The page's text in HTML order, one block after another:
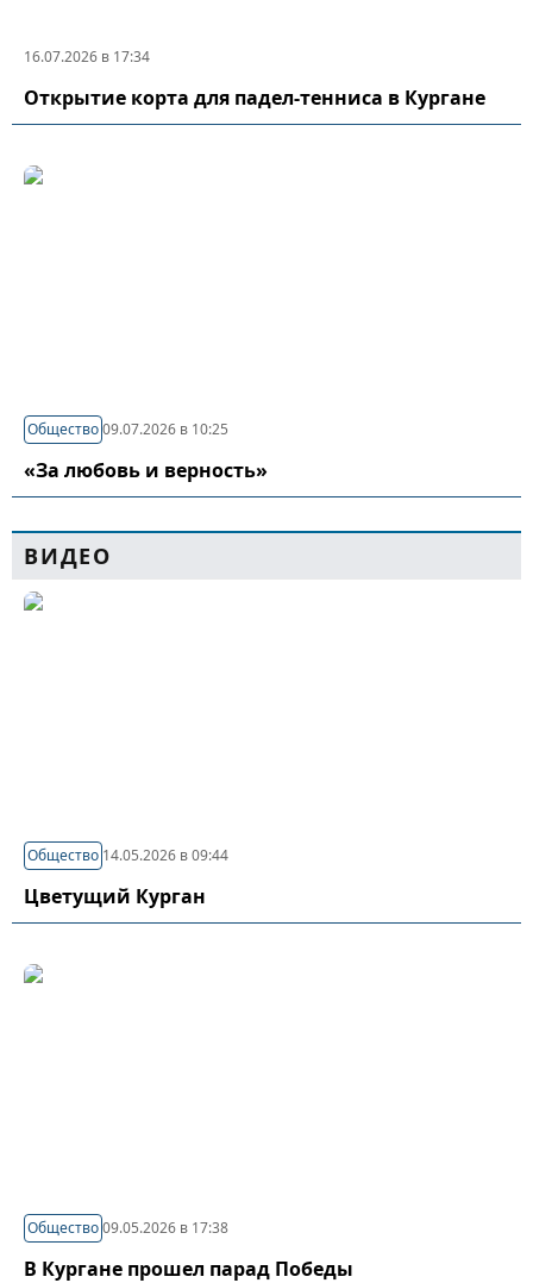
16.07.2026 в 17:34
Открытие корта для падел-тенниса в Кургане
Общество09.07.2026 в 10:25
«За любовь и верность»
ВИДЕО
Общество 14.05.2026 в 09:44
Цветущий Курган
Общество09.05.2026 в 17:38
В Кургане прошел парад Победы